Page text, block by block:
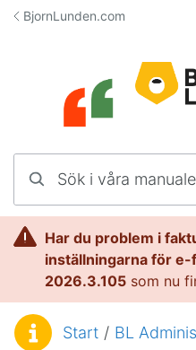
Hoppa till innehåll
BjornLunden.com
Har du problem i
inställningarna för e-
2026.3.105 som nu
Du är här:Start / BL